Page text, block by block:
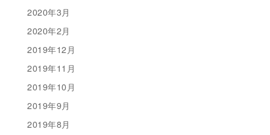
2020年3月
2020年2月
2019年12月
2019年11月
2019年10月
2019年9月
2019年8月